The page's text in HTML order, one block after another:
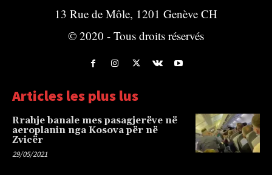
13 Rue de Môle, 1201 Genève CH
© 2020 - Tous droits réservés
Articles les plus lus
Rrahje banale mes pasagjerëve në
aeroplanin nga Kosova për në
Zvicër
29/05/2021